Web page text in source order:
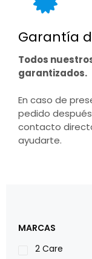
Garantía
Todos
garantizados.
En caso de
pedido
contacto
ayudarte.
MARCAS
2 Care